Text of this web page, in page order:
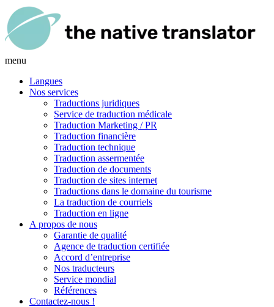
menu
Langues
Nos services
Traductions juridiques
Service de traduction médicale
Traduction Marketing / PR
Traduction financière
Traduction technique
Traduction assermentée
Traduction de documents
Traduction de sites internet
Traductions dans le domaine du tourisme
La traduction de courriels
Traduction en ligne
A propos de nous
Garantie de qualité
Agence de traduction certifiée
Accord d’entreprise
Nos traducteurs
Service mondial
Références
Contactez-nous !